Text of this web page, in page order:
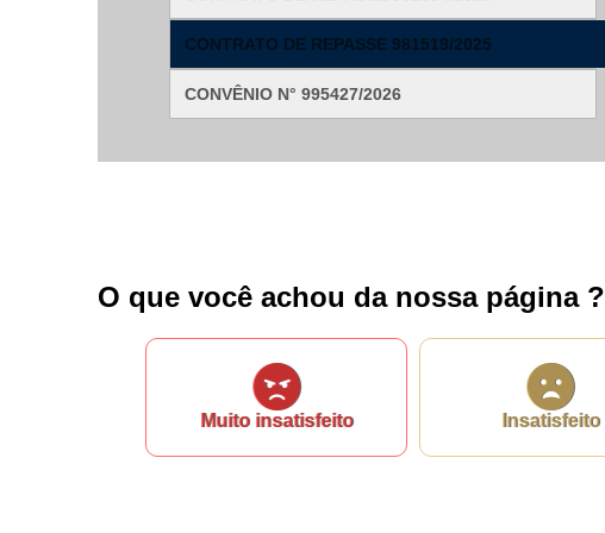
CONTRATO DE REPASSE 981519/2025
CONVÊNIO N° 995427/2026
O que você achou da nossa página ?
Muito insatisfeito Insatisfeito